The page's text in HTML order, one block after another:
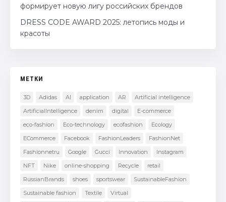
формирует новую лигу российских брендов
DRESS CODE AWARD 2025: летопись моды и
красоты
МЕТКИ
3D Adidas AI application AR
Artificial intelligence
ArtificialIntelligence
denim digital
E-commerce
eco-fashion
Eco-technology ecofashion
Ecology
ECommerce
Facebook FashionLeaders
FashionNet
Fashionnetru
Google Gucci Innovation
Instagram
NFT
Nike online-shopping Recycle
retail
RussianBrands
shoes sportswear
SustainableFashion
Sustainable fashion
Textile
Virtual